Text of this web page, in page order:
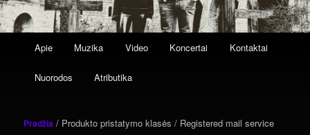
Eiti
į
Eiti
prie
Apie Muzika Video Koncertai Kontaktai
Nuorodos Atributika
Pradžia / Produkto pristatymo klasės / Registered mail service